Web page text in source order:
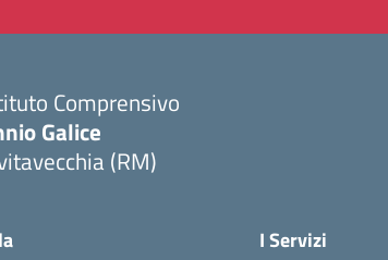
Comprensivo
Galice
(RM)
I Servizi